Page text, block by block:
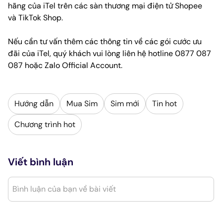
hãng của iTel trên các sàn thương mại điện tửShopee
và TikTok Shop.
Nếu cần tư vấn thêm các thông tin về các gói cước ưu
đãi của iTel, quý khách vui lòng liên hệ hotline 0877 087
087 hoặcZalo Official Account.
Hướng dẫn Mua Sim Sim mới
Tin hot
Chương trình hot
Viết bình luận
Bình luận của bạn về bài viết